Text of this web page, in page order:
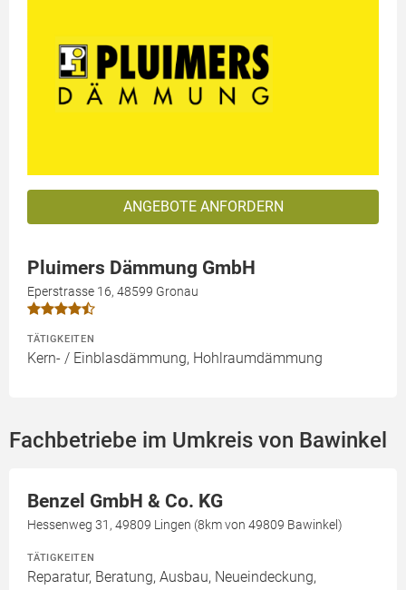
ANGEBOTE ANFORDERN
Pluimers Dämmung GmbH
Eperstrasse 16, 48599 Gronau
TÄTIGKEITEN
Kern- / Einblasdämmung, Hohlraumdämmung
Fachbetriebe im Umkreis von Bawinkel
Benzel GmbH & Co. KG
Hessenweg 31, 49809 Lingen (8km von 49809 Bawinkel)
TÄTIGKEITEN
Reparatur, Beratung, Ausbau, Neueindeckung,